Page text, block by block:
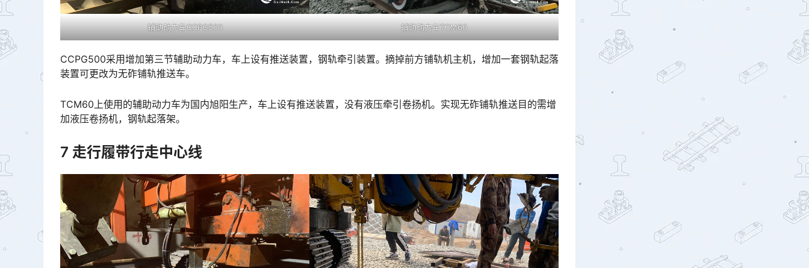
辅助动力车CCPG500 辅助动力车TCM60
CCPG500采用增加第三节辅助动力车，车上设有推送装置，钢轨牵引装置。摘掉前方铺轨机主机，增加一套钢轨起落
装置可更改为无砟铺轨推送车。
TCM60上使用的辅助动力车为国内旭阳生产，车上设有推送装置，没有液压牵引卷扬机。实现无砟铺轨推送目的需增
加液压卷扬机，钢轨起落架。
7 走行履带行走中心线